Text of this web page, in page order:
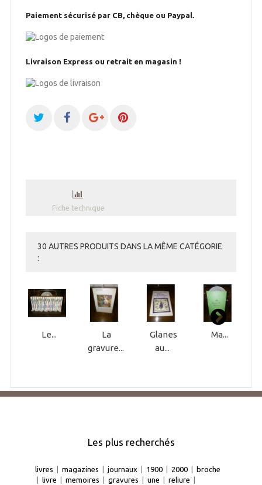
Paiement sécurisé par CB, chèque ou Paypal.
Livraison Express ou retrait en magasin !
Fiche technique
30 AUTRES PRODUITS DANS LA MÊME CATÉGORIE
:
Le...
La
gravure...
Glanes
au...
Ma...
Les plus recherchés
livres | magazines | journaux | 1900 | 2000 | broche
| livre | memoires | gravures | une | reliure |